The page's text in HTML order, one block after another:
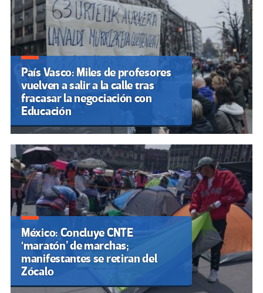
País Vasco: Miles de profesores
vuelven a salir a la calle tras
fracasar la negociación con
Educación
México: Concluye CNTE
‘maratón’ de marchas;
manifestantes se retiran del
Zócalo